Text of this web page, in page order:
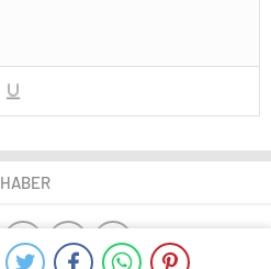
HABER